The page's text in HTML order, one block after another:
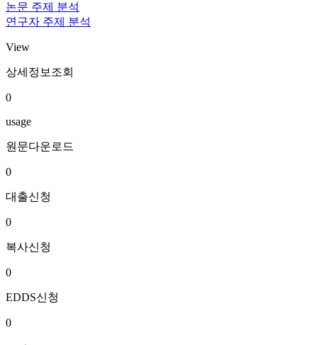
논문 주제 분석
연구자 주제 분석
View
상세정보조회
0
usage
원문다운로드
0
대출신청
0
복사신청
0
EDDS신청
0